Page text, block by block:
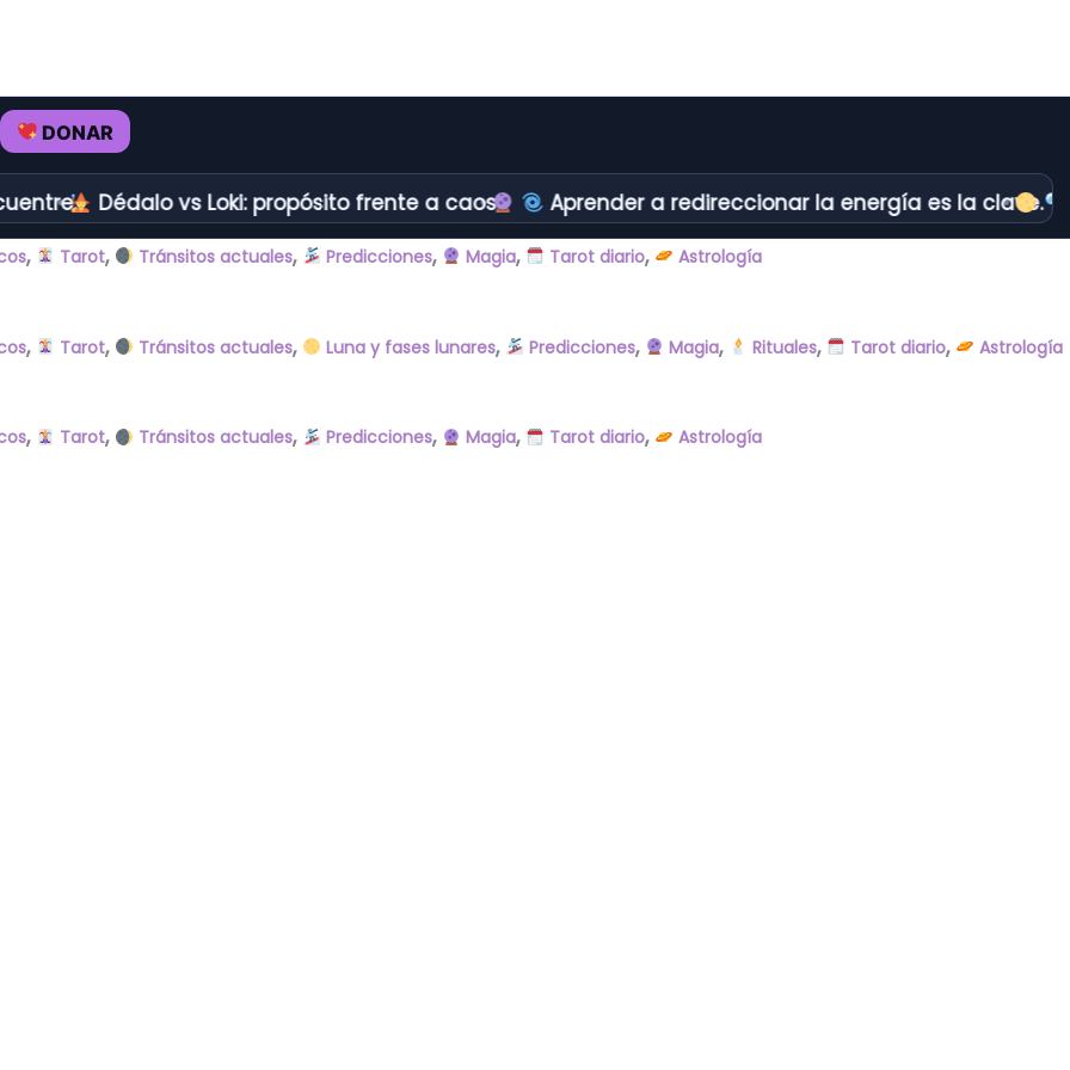
DONAR
Dédalo vs Loki: propósito frente a caos. Aprender a redireccionar la energía es la clave.
, Tarot, Tránsitos actuales, Predicciones, Magia, Tarot diario, Astrología
, Tarot, Tránsitos actuales, Luna y fases lunares, Predicciones, Magia, Rituales, Tarot diario, Astrología
, Tarot, Tránsitos actuales, Predicciones, Magia, Tarot diario, Astrología